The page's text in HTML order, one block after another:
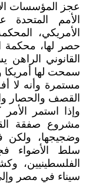
عجز المؤسسات
الأمم المتحدة
الأمريكي،
حصر لها، محكمة
القانوني
سمحت لها أمريكا
مستمرة وأنه لا
القصف والحصار
وإذا استمر
مشروع صفقة
وضجيجها،
سلط الأضواء
الفلسطينيين،
سيناء في مصر